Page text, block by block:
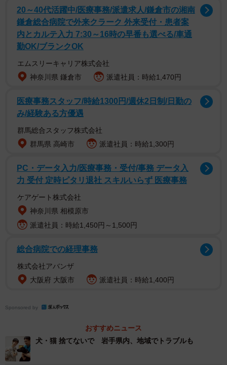
材や持ち込まずに済む問題集を指定するなど対策を講じ
た。ただ、長女は「もう少し広いロッカーが欲しい。この
ままでは荷物が重すぎて姿勢が悪くなりそう」とこぼす。
教室に備えられた格子状のロッカーは狭く、置き勉できる
同校の教頭は「広いロッカーを設置したいが、学校だけ
の努力では限界がある。重いかばんを背負っている生徒の
姿を見ると、私もつらい」と頭を抱える。
仙台市教委は今年４月、市立の全小中学校を対象に「置
き勉」の実施状況を調査した。実施校は全１８４校中１７
１で、教員が各教科で教材を指定していた。文科省の通知
子どもを青葉区の市立中に通わせるある母親は「学校に
教科書を置くスペースは限られ、置き勉を許可されている
20～40代活躍中/医療事務/派遣求人/鎌倉市の湘南
鎌倉総合病院で外来クラーク 外来受付・患者案
内とカルテ入力 7:30～16時の早番も選べる/車通
勤OK/ブランクOK
エムスリーキャリア株式会社
神奈川県 鎌倉市
派遣社員：時給1,470円
医療事務スタッフ/時給1300円/週休2日制/日勤の
み/経験ある方優遇
群馬総合スタッフ株式会社
群馬県 高崎市
派遣社員：時給1,300円
PC・データ入力/医療事務・受付/事務 データ入
力 受付 定時ピタリ退社 スキルいらず 医療事務
ケアゲート株式会社
神奈川県 相模原市
派遣社員：時給1,450円～1,500円
総合病院での経理事務
株式会社アバンザ
大阪府 大阪市
派遣社員：時給1,400円
Sponsored by
おすすめニュース
犬・猫 捨てないで 岩手県内、地域でトラブルも